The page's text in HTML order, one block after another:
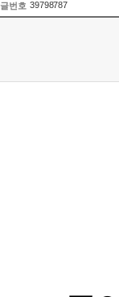
글번호 39798787